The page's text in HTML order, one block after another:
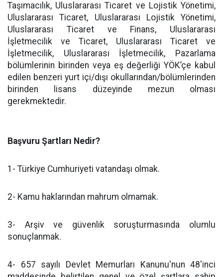
Taşımacılık, Uluslararası Ticaret ve Lojistik Yönetimi,
Uluslararası Ticaret, Uluslararası Lojistik Yönetimi,
Uluslararası Ticaret ve Finans, Uluslararası
İşletmecilik ve Ticaret, Uluslararası Ticaret ve
İşletmecilik, Uluslararası İşletmecilik, Pazarlama
bölümlerinin birinden veya eş değerliği YÖK’çe kabul
edilen benzeri yurt içi/dışı okullarından/bölümlerinden
birinden lisans düzeyinde mezun olması
gerekmektedir.
Başvuru Şartları Nedir?
1- Türkiye Cumhuriyeti vatandaşı olmak.
2- Kamu haklarından mahrum olmamak.
3- Arşiv ve güvenlik soruşturmasında olumlu
sonuçlanmak.
4- 657 sayılı Devlet Memurları Kanunu'nun 48'inci